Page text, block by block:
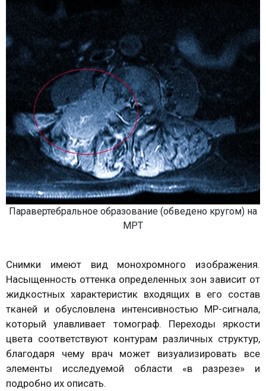
Паравертебральное образование (обведено кругом) на
МРТ
Снимки имеют вид монохромного изображения.
Насыщенность оттенка определенных зон зависит от
жидкостных характеристик входящих в его состав
тканей и обусловлена интенсивностью МР-сигнала,
который улавливает томограф. Переходы яркости
цвета соответствуют контурам различных структур,
благодаря чему врач может визуализировать все
элементы исследуемой области «в разрезе» и
подробно их описать.